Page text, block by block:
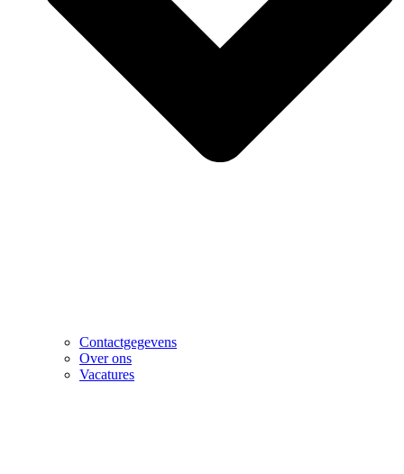
Contactgegevens
Over ons
Vacatures